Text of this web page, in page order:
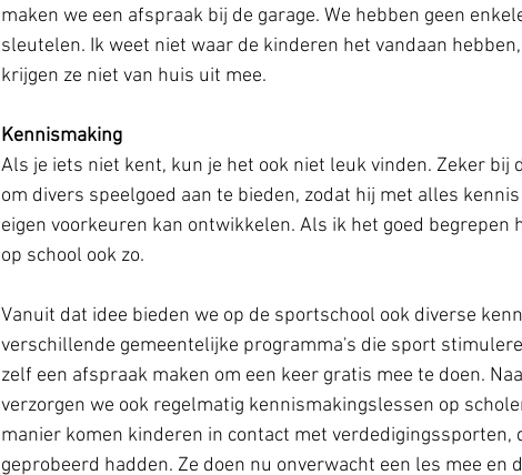
maken we een afspraak bij de garage. We hebben geen
sleutelen. Ik weet niet waar de kinderen het vandaan
krijgen ze niet van huis uit mee.
Kennismaking
Als je iets niet kent, kun je het ook niet leuk vinden. Zeker bij
om divers speelgoed aan te bieden, zodat hij met alles
eigen voorkeuren kan ontwikkelen. Als ik het goed begrepen
op school ook zo.
Vanuit dat idee bieden we op de sportschool ook diverse
verschillende gemeentelijke programma's die sport
zelf een afspraak maken om een keer gratis mee te doen.
verzorgen we ook regelmatig kennismakingslessen op
manier komen kinderen in contact met verdedigingssporten,
geprobeerd hadden. Ze doen nu onverwacht een les mee en